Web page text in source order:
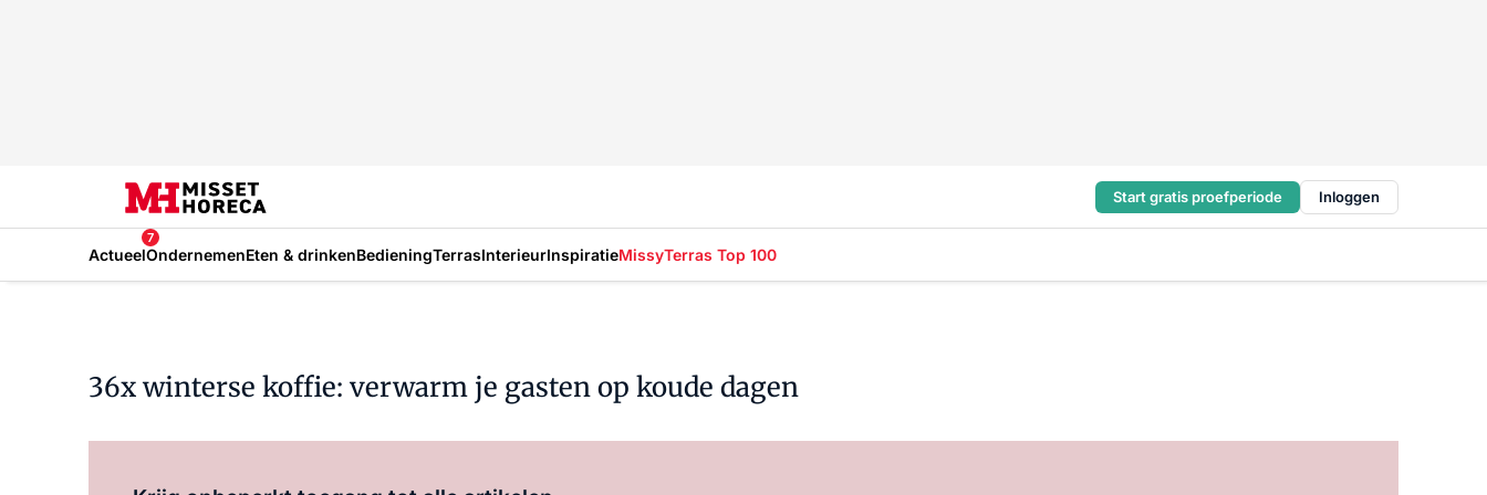
Start gratis proefperiode Inloggen
Actueel
7
OndernemenEten & drinkenBedieningTerrasInterieurInspiratieMissyTerras Top 100
36x winterse koffie: verwarm je gasten op koude dagen